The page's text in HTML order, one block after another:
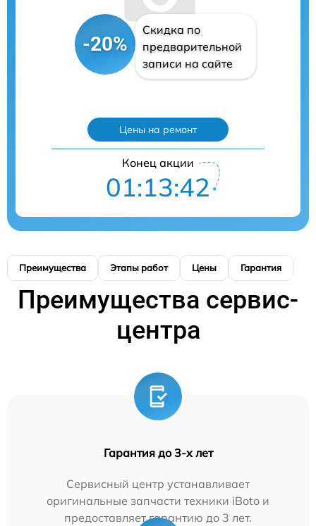
-20%
Скидка по
предварительной
записи на сайте
Цены на ремонт
Конец акции
01:13:41
Преимущества Этапы работ Цены Гарантия
Преимущества сервис-
центра
Гарантия до 3-х лет
Сервисный центр устанавливает
оригинальные запчасти техники iBoto и
предоставляет гарантию до 3 лет.